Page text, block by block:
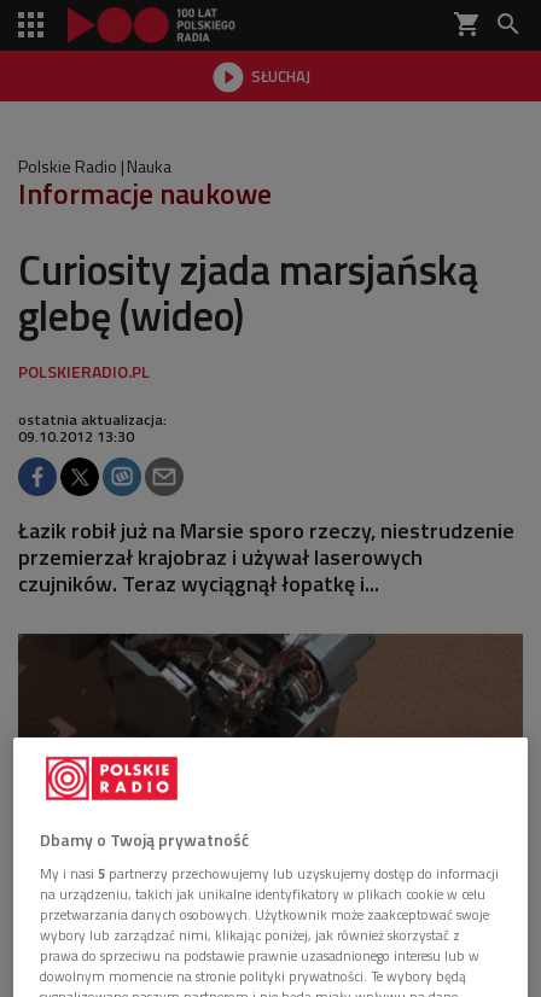
shopping_cart 
 SŁUCHAJ

Polskie Radio Nauka
Informacje naukowe
Curiosity zjada marsjańską
glebę (wideo)
ostatnia aktualizacja:
09.10.2012 13:30
Łazik robił już na Marsie sporo rzeczy, niestrudzenie
przemierzał krajobraz i używał laserowych
czujników. Teraz wyciągnął łopatkę i...
Dbamy o Twoją prywatność
My i nasi5 partnerzy przechowujemy lub uzyskujemy dostęp do informacji
na urządzeniu, takich jak unikalne identyfikatory w plikach cookie w celu
przetwarzania danych osobowych. Użytkownik może zaakceptować swoje
wybory lub zarządzać nimi, klikając poniżej, jak również skorzystać z
prawa do sprzeciwu na podstawie prawnie uzasadnionego interesu lub w
dowolnym momencie na stronie polityki prywatności. Te wybory będą